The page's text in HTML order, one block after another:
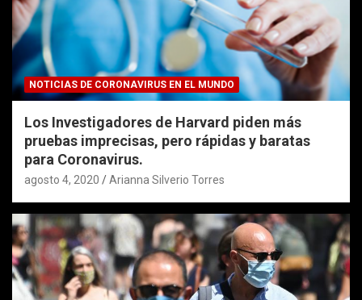
NOTICIAS DE CORONAVIRUS EN EL MUNDO
Los Investigadores de Harvard piden más
pruebas imprecisas, pero rápidas y baratas
para Coronavirus.
agosto 4, 2020 Arianna Silverio Torres